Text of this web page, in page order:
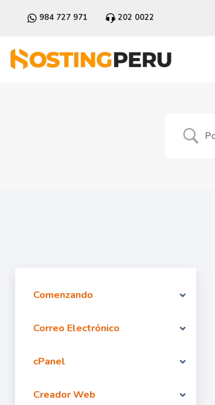
984 727 971 202 0022
Comenzando
Correo Electrónico
cPanel
Creador Web